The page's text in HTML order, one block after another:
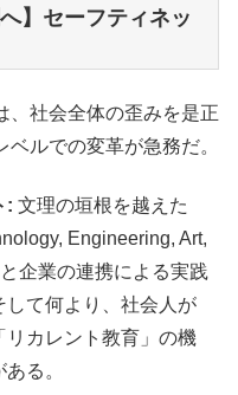
】セーフティネッ
、社会全体の歪みを是正
ルでの変革が急務だ。
: 文理の垣根を越えた
Engineering, Art,
企業の連携による実践
して何より、社会人が
リカレント教育」の機
る。